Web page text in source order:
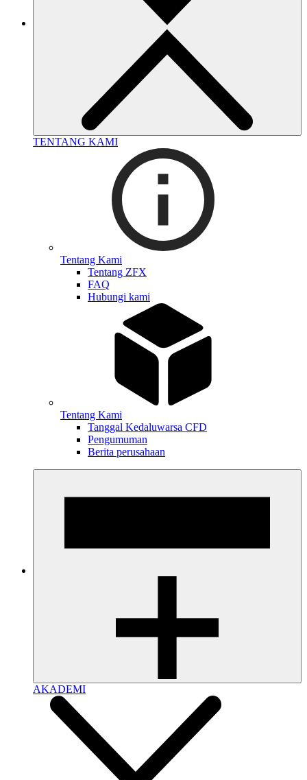
TENTANG KAMI
Tentang Kami
Tentang ZFX
FAQ
Hubungi kami
Tentang Kami
Tanggal Kedaluwarsa CFD
Pengumuman
Berita perusahaan
AKADEMI